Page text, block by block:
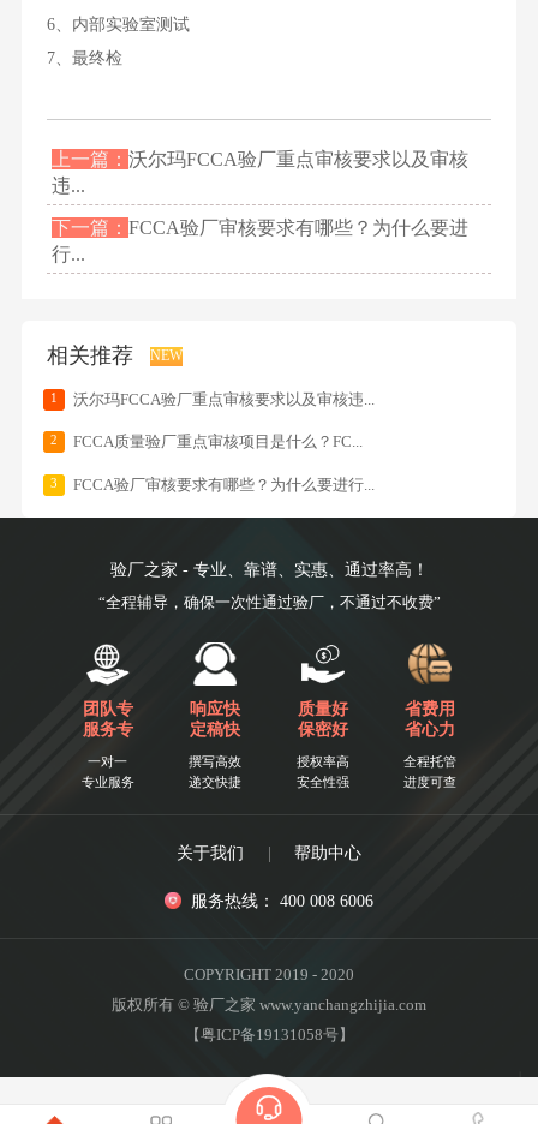
6、内部实验室测试
7、最终检
上一篇：沃尔玛FCCA验厂重点审核要求以及审核
违...
下一篇：FCCA验厂审核要求有哪些？为什么要进
行...
相关推荐 NEW
1 沃尔玛FCCA验厂重点审核要求以及审核违...
2 FCCA质量验厂重点审核项目是什么？FC...
3 FCCA验厂审核要求有哪些？为什么要进行...
验厂之家 - 专业、靠谱、实惠、通过率高！
“全程辅导，确保一次性通过验厂，不通过不收费”
团队专
服务专
一对一
专业服务
响应快
定稿快
撰写高效
递交快捷
质量好
保密好
授权率高
安全性强
省费用
省心力
全程托管
进度可查
关于我们 | 帮助中心
服务热线： 400 008 6006
COPYRIGHT 2019 - 2020
版权所有 © 验厂之家 www.yanchangzhijia.com
【粤ICP备19131058号】